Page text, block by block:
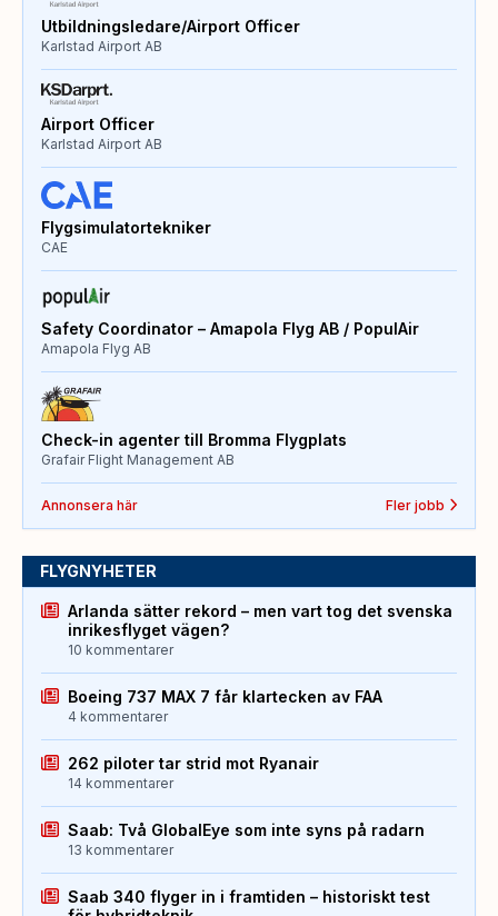
Utbildningsledare/Airport Officer
Karlstad Airport AB
Airport Officer
Karlstad Airport AB
Flygsimulatortekniker
CAE
Safety Coordinator – Amapola Flyg AB / PopulAir
Amapola Flyg AB
Check-in agenter till Bromma Flygplats
Grafair Flight Management AB
Annonsera här Fler jobb
FLYGNYHETER
Arlanda sätter rekord – men vart tog det svenska
inrikesflyget vägen?
10 kommentarer
Boeing 737 MAX 7 får klartecken av FAA
4 kommentarer
262 piloter tar strid mot Ryanair
14 kommentarer
Saab: Två GlobalEye som inte syns på radarn
13 kommentarer
Saab 340 flyger in i framtiden – historiskt test